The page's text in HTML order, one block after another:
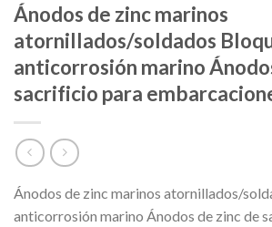
Ánodos de zinc marinos
atornillados/soldados
anticorrosión marino
sacrificio para
Ánodos de zinc marinos atornillados/
anticorrosión marino Ánodos de zinc de